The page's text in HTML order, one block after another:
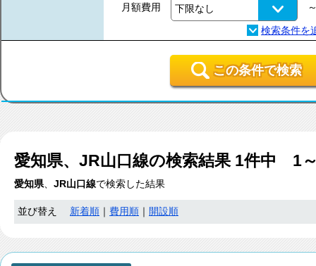
月額費用
この条件で検索
愛知県、JR山口線の検索結果 1件中 1
愛知県、 JR山口線で検索した結果
並び替え 新着順 費用順 開設順